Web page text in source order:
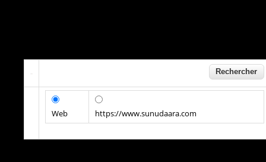
Web https://www.sunudaara.com